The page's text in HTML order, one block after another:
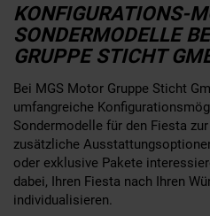
KONFIGURATIONS-
SONDERMODELLE
GRUPPE STICHT
Bei MGS Motor Gruppe Sticht
umfangreiche
Sondermodelle für den Fiesta
zusätzliche
oder exklusive Pakete
dabei, Ihren Fiesta nach Ihren
individualisieren.